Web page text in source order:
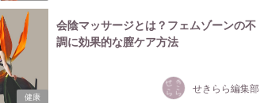
健康
会陰マッサージとは？フェムゾーンの不
調に効果的な膣ケア方法
せきらら編集部